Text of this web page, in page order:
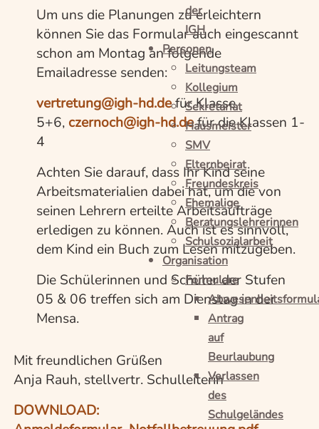
der
IGH
Personen
Leitungsteam
Kollegium
Sekretariat
Hausmeister
SMV
Elternbeirat
Freundeskreis
Ehemalige
Beratungslehrerinnen
Schulsozialarbeit
Organisation
Formulare
Antrag
auf
Beurlaubung
Verlassen
des
Schulgeländes
Um uns die Planungen zu erleichtern
können Sie das Formular auch eingescannt
schon am Montag an folgende
Emailadresse senden:
vertretung@igh-hd.defür Klasse
5+6, czernoch@igh-hd.defür die Klassen 1-
4
Achten Sie darauf, dass Ihr Kind seine
Arbeitsmaterialien dabei hat, um die von
seinen Lehrern erteilte Arbeitsaufträge
erledigen zu können. Auch ist es sinnvoll,
dem Kind ein Buch zum Lesen mitzugeben.
Die Schülerinnen und Schüler der Stufen
05 & 06 treffen sich am Dienstag in der
Mensa.
Mit freundlichen Grüßen
Anja Rauh, stellvertr. Schulleiterin
DOWNLOAD: